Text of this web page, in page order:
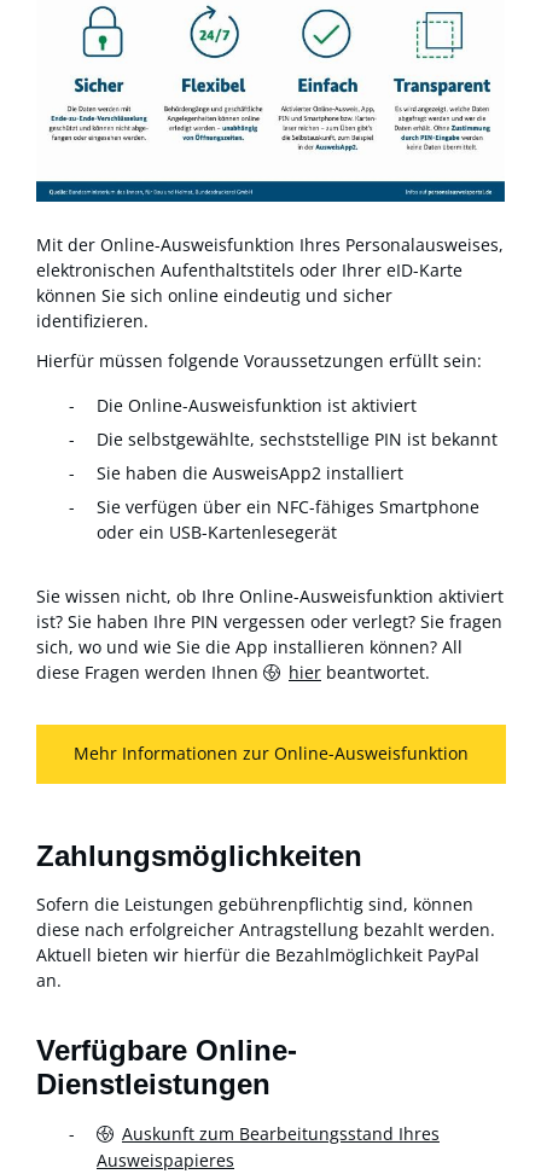
Mit der Online-Ausweisfunktion Ihres Personalausweises,
elektronischen Aufenthaltstitels oder Ihrer eID-Karte
können Sie sich online eindeutig und sicher
identifizieren.
Hierfür müssen folgende Voraussetzungen erfüllt sein:
Die Online-Ausweisfunktion ist aktiviert
Die selbstgewählte, sechststellige PIN ist bekannt
Sie haben die AusweisApp2 installiert
Sie verfügen über ein NFC-fähiges Smartphone
oder ein USB-Kartenlesegerät
Sie wissen nicht, ob Ihre Online-Ausweisfunktion aktiviert
ist? Sie haben Ihre PIN vergessen oder verlegt? Sie fragen
sich, wo und wie Sie die App installieren können? All
diese Fragen werden Ihnen
hier beantwortet.
Mehr Informationen zur Online-Ausweisfunktion
Zahlungsmöglichkeiten
Sofern die Leistungen gebührenpflichtig sind, können
diese nach erfolgreicher Antragstellung bezahlt werden.
Aktuell bieten wir hierfür die Bezahlmöglichkeit PayPal
an.
Verfügbare Online-
Dienstleistungen
Auskunft zum Bearbeitungsstand Ihres
Ausweispapieres